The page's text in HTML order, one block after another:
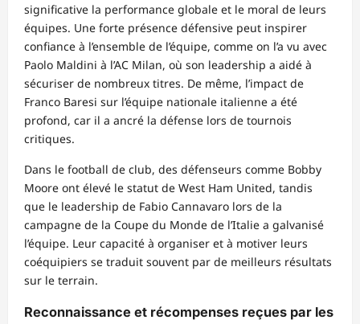
significative la performance globale et le moral de leurs
équipes. Une forte présence défensive peut inspirer
confiance à l’ensemble de l’équipe, comme on l’a vu avec
Paolo Maldini à l’AC Milan, où son leadership a aidé à
sécuriser de nombreux titres. De même, l’impact de
Franco Baresi sur l’équipe nationale italienne a été
profond, car il a ancré la défense lors de tournois
critiques.
Dans le football de club, des défenseurs comme Bobby
Moore ont élevé le statut de West Ham United, tandis
que le leadership de Fabio Cannavaro lors de la
campagne de la Coupe du Monde de l’Italie a galvanisé
l’équipe. Leur capacité à organiser et à motiver leurs
coéquipiers se traduit souvent par de meilleurs résultats
sur le terrain.
Reconnaissance et récompenses reçues par les